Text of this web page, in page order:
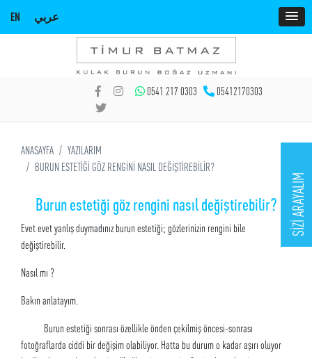
EN عربي
SİZİ ARAYALIM
0541 217 0303 05412170303
ANASAYFA
YAZILARIM
BURUN ESTETİĞİ GÖZ RENGİNİ NASIL DEĞİŞTİREBİLİR?
Burun estetiği göz rengini nasıl değiştirebilir?
Evet evet yanlış duymadınız burun estetiği; gözlerinizin rengini bile
değiştirebilir.
Nasıl mı ?
Bakın anlatayım.
Burun estetiği sonrası özellikle önden çekilmiş öncesi-sonrası
fotoğraflarda ciddi bir değişim olabiliyor. Hatta bu durum o kadar aşırı oluyor